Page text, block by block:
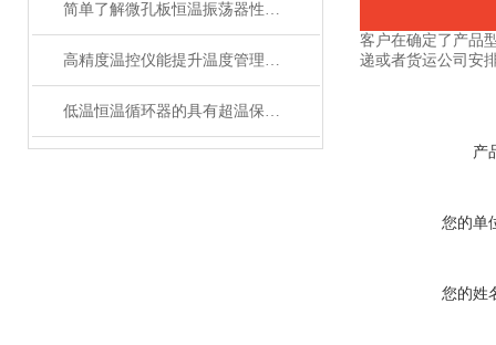
简单了解微孔板恒温振荡器性能优势
高精度温控仪能提升温度管理的精准性和效率
低温恒温循环器的具有超温保护，传感器异常保护功能
客户在确定了产品
递或者货运公司安
产
您的单
您的姓